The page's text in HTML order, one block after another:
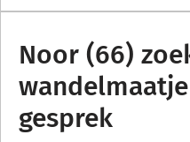
Noor (66)
gesprek